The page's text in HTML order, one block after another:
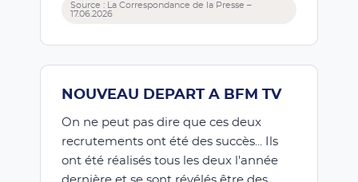
Source : La Correspondance de la Presse –
17.06.2026
NOUVEAU DEPART A BFM TV
On ne peut pas dire que ces deux
recrutements ont été des succès... Ils
ont été réalisés tous les deux l'année